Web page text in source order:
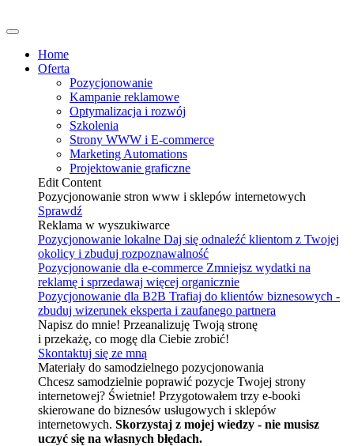
Home
Oferta
Pozycjonowanie
Kampanie reklamowe
Optymalizacja i rozwój
Szkolenia
Strony WWW i E-commerce
Marketing Automations
Projektowanie graficzne
Edit Content
Pozycjonowanie stron www i sklepów internetowych
Sprawdź
Reklama w wyszukiwarce
Pozycjonowanie lokalne Daj się odnaleźć klientom z Twojej
okolicy i zbuduj rozpoznawalność
Pozycjonowanie dla e-commerce Zmniejsz wydatki na
reklamę i sprzedawaj więcej organicznie
Pozycjonowanie dla B2B Trafiaj do klientów biznesowych -
zbuduj wizerunek eksperta i zaufanego partnera
Napisz do mnie! Przeanalizuję Twoją stronę
i przekażę, co mogę dla Ciebie zrobić!
Skontaktuj się ze mną
Materiały do samodzielnego pozycjonowania
Chcesz samodzielnie poprawić pozycje Twojej strony
internetowej? Świetnie! Przygotowałem trzy e-booki
skierowane do biznesów usługowych i sklepów
internetowych. Skorzystaj z mojej wiedzy - nie musisz
uczyć się na własnych błędach.